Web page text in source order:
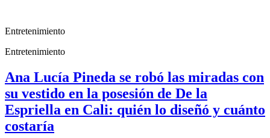
Entretenimiento
Entretenimiento
Ana Lucía Pineda se robó las miradas con
su vestido en la posesión de De la
Espriella en Cali: quién lo diseñó y cuánto
costaría